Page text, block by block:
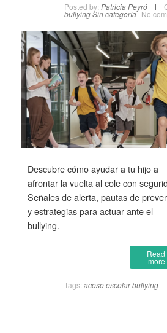
Posted by: Patricia Peyró
bullyingSin categoría No
Descubre cómo ayudar a tu hijo a
afrontar la vuelta al cole con
Señales de alerta, pautas de
y estrategias para actuar ante el
bullying.
Read
more
Tags: acoso escolarbullying